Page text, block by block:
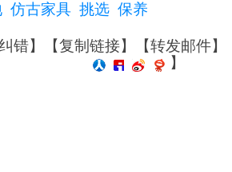
仿古家具 挑选 保养
错】【复制链接】【转发邮件】
】